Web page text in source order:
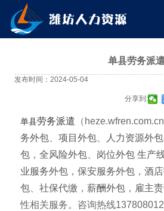
单县劳务派
发布时间：2024-05-04
分享到:
单县劳务派遣 （
务外包
项目外包 人力资源外包
包 ， 全风险外包 岗位外包 生产
业服务外包 ， 保安服务外包 ， 酒
包
社保代缴 ， 薪酬外包 ， 雇主
性相关服务。咨询热线